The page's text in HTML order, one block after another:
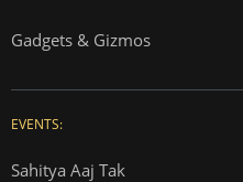
Gadgets & Gizmos
EVENTS:
Sahitya Aaj Tak